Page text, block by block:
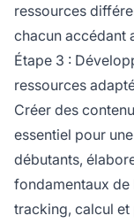
ressources
chacun accédant
Étape 3 :
ressources
Créer des
essentiel pour
débutants,
fondamentaux de
tracking, calcul et